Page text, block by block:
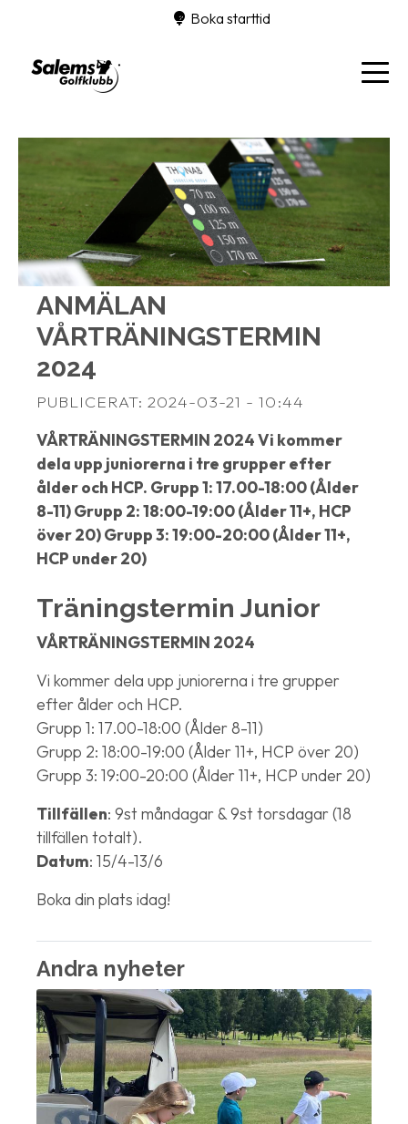
Boka starttid
ANMÄLAN
VÅRTRÄNINGSTERMIN
2024
PUBLICERAT: 2024-03-21 - 10:44
VÅRTRÄNINGSTERMIN 2024 Vi kommer
dela upp juniorerna i tre grupper efter
ålder och HCP. Grupp 1: 17.00-18:00 (Ålder
8-11) Grupp 2: 18:00-19:00 (Ålder 11+, HCP
över 20) Grupp 3: 19:00-20:00 (Ålder 11+,
HCP under 20)
Träningstermin Junior
VÅRTRÄNINGSTERMIN 2024
Vi kommer dela upp juniorerna i tre grupper
efter ålder och HCP.
Grupp 1: 17.00-18:00 (Ålder 8-11)
Grupp 2: 18:00-19:00 (Ålder 11+, HCP över 20)
Grupp 3: 19:00-20:00 (Ålder 11+, HCP under 20)
Tillfällen: 9st måndagar & 9st torsdagar (18
tillfällen totalt).
Datum: 15/4-13/6
Boka din plats idag!
Andra nyheter